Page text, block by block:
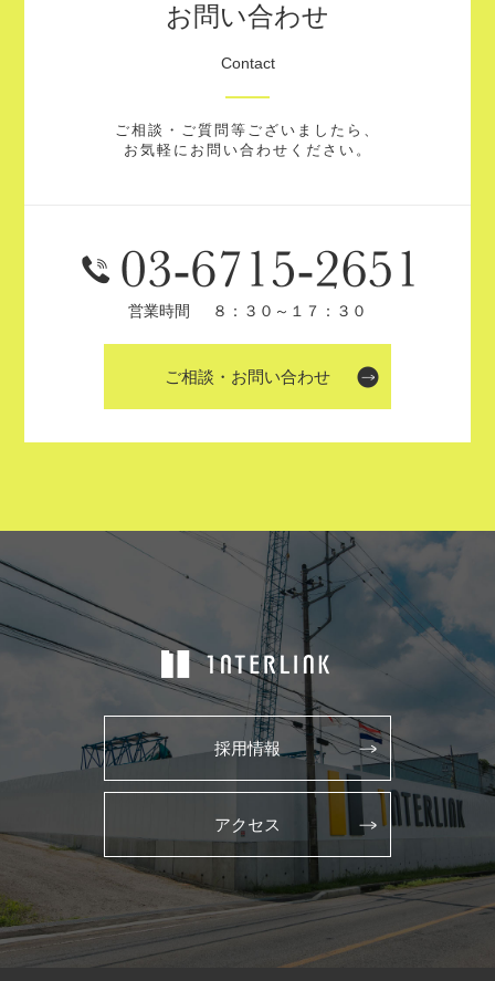
お問い合わせ
Contact
ご相談・ご質問等ございましたら、
お気軽にお問い合わせください。
営業時間 ８：３０～１７：３０
ご相談・お問い合わせ
採用情報
アクセス